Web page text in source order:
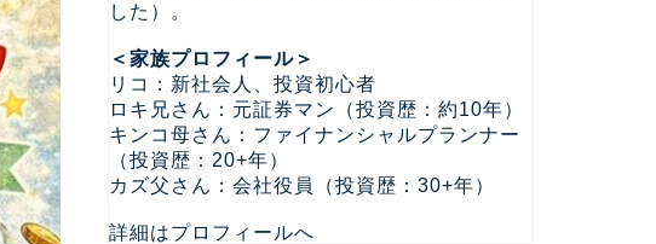
した）。
＜家族プロフィール＞
リコ：新社会人、投資初心者
ロキ兄さん：元証券マン（投資歴：約10年）
キンコ母さん：ファイナンシャルプランナー
（投資歴：20+年）
カズ父さん：会社役員（投資歴：30+年）
詳細はプロフィールへ